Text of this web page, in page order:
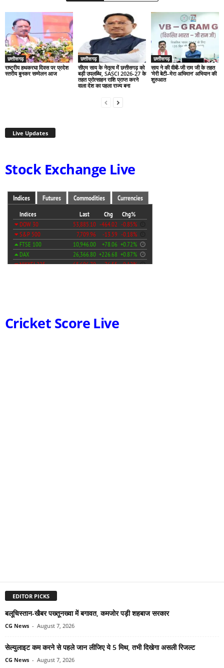
छत्तीसगढ़
राष्ट्रीय हथकरघा दिवस पर प्रदेश
स्तरीय बुनकर सम्मेलन आज
छत्तीसगढ़
सीएम साय के नेतृत्व में छत्तीसगढ़ को
बड़ी उपलब्धि, SASCI 2026-27 के
तहत प्रोत्साहन राशि प्राप्त करने
वाला देश का पहला राज्य बना
छत्तीसगढ़
साय ने की वीबी-जी राम जी के तहत
‘मेरी बेटी–मेरा अभिमान’ अभियान की
शुरुआत
Live Updates
Stock Exchange Live
Cricket Score Live
EDITOR PICKS
बलूचिस्तान-खैबर पख्तूनख्वा में बगावत, कमजोर पड़ी शहबाज सरकार
CG News - August 7, 2026
सेल्युलाइट कम करने से पहले जान लीजिए ये 5 मिथ, तभी दिखेगा असली रिजल्ट
CG News - August 7, 2026